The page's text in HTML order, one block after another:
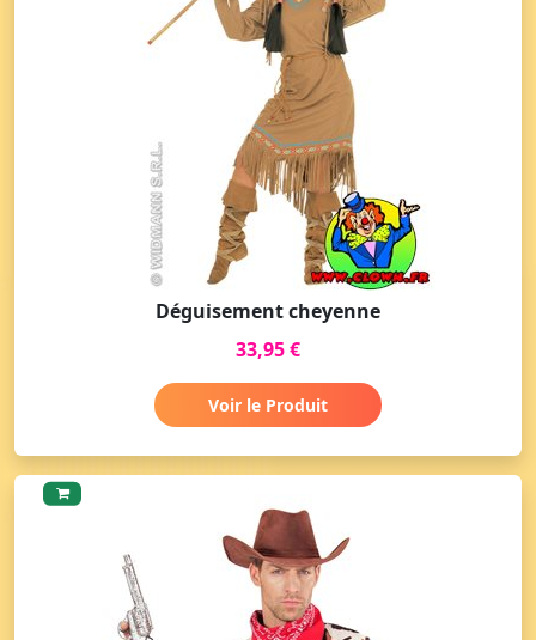
Déguisement cheyenne
33,95 €
Voir le Produit